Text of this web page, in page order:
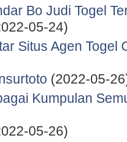
Bo Judi Togel
05-24)
Situs Agen Togel
(2022-05-
Kumpulan
05-26)